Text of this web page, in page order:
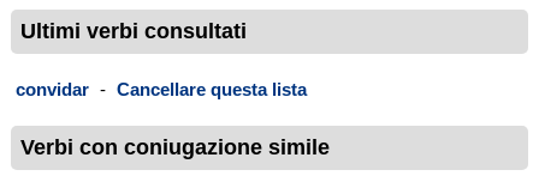
Ultimi verbi consultati
convidar - Cancellare questa lista
Verbi con coniugazione simile